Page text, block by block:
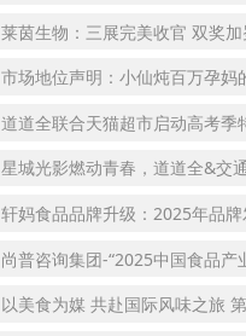
莱茵生物：三展完美收官 双奖加
市场地位声明：小仙炖百万孕妈
道道全联合天猫超市启动高考季
星城光影燃动青春，道道全&交
轩妈食品品牌升级：2025年品
尚普咨询集团-“2025中国食品产
以美食为媒 共赴国际风味之旅